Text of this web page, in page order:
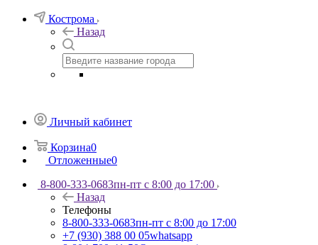
Кострома
Назад
Личный кабинет
Корзина0
Отложенные0
8-800-333-0683пн-пт с 8:00 до 17:00
Назад
Телефоны
8-800-333-0683пн-пт с 8:00 до 17:00
+7 (930) 388 00 05whatsapp